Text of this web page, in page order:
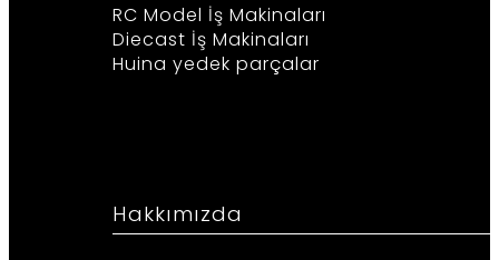
RC Model İş Makinaları
Diecast İş Makinaları
Huina yedek parçalar
Hakkımızda